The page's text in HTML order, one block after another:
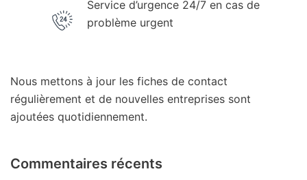
Service d’urgence 24/7 en cas de
problème urgent
Nous mettons à jour les fiches de contact
régulièrement et de nouvelles entreprises sont
ajoutées quotidiennement.
Commentaires récents